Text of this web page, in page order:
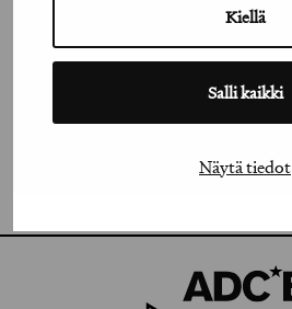
Kiellä
Salli kaikki
Näytä tiedot
INSTAGRAM
FACEBOOK